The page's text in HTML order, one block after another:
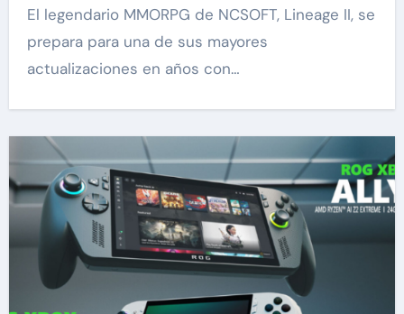
El legendario MMORPG de NCSOFT, Lineage II, se
prepara para una de sus mayores
actualizaciones en años con…